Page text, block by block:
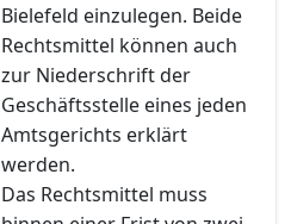
Bielefeld einzulegen. Beide
Rechtsmittel können auch
zur Niederschrift der
Geschäftsstelle eines jeden
Amtsgerichts erklärt
werden.
Das Rechtsmittel muss